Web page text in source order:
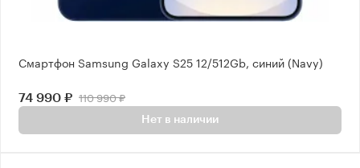
Смартфон Samsung Galaxy S25 12/512Gb, синий (Navy)
74 990 ₽ 110 990 ₽
Нет в наличии